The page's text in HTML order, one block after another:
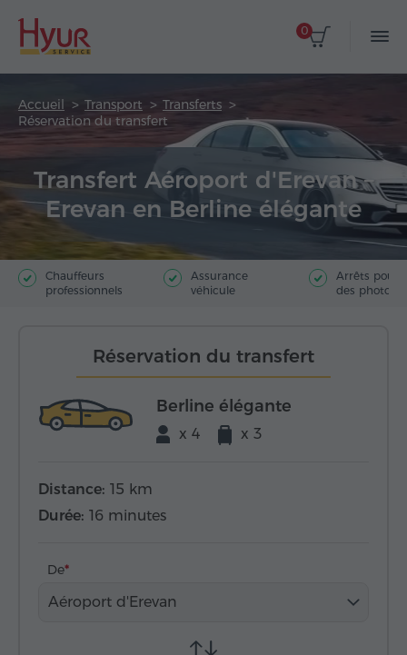
0
Accueil Transport
Transferts
Réservation du transfert
Transfert Aéroport d'Erevan –
Erevan en Berline élégante
Chauffeurs
professionnels
Assurance
véhicule
Arrêts pour
des photos
Réservation du transfert
Berline élégante
x 4 x 3
Distance: 15 km
Durée: 16 minutes
De
Aéroport d'Erevan